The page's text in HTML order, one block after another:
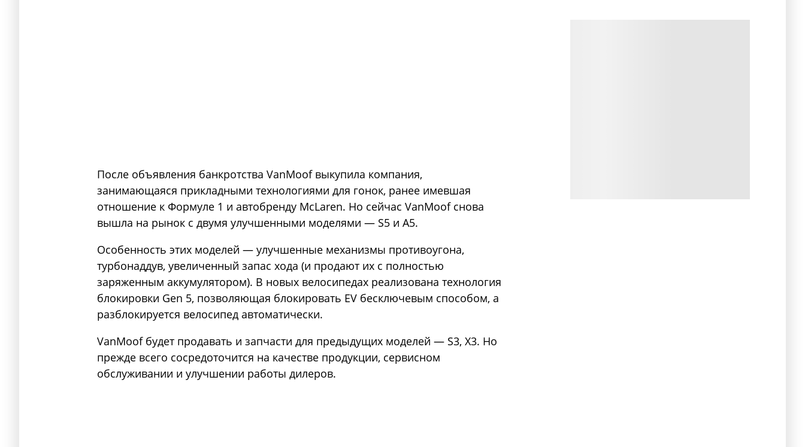
После объявления банкротства VanMoof выкупила компания,
занимающаяся прикладными технологиями для гонок, ранее имевшая
отношение к Формуле 1 и автобренду McLaren. Но сейчас VanMoof снова
вышла на рынок с двумя улучшенными моделями — S5 и A5.
Особенность этих моделей — улучшенные механизмы противоугона,
турбонаддув, увеличенный запас хода (и продают их с полностью
заряженным аккумулятором). В новых велосипедах реализована технология
блокировки Gen 5, позволяющая блокировать EV бесключевым способом, а
разблокируется велосипед автоматически.
VanMoof будет продавать и запчасти для предыдущих моделей — S3, X3. Но
прежде всего сосредоточится на качестве продукции, сервисном
обслуживании и улучшении работы дилеров.